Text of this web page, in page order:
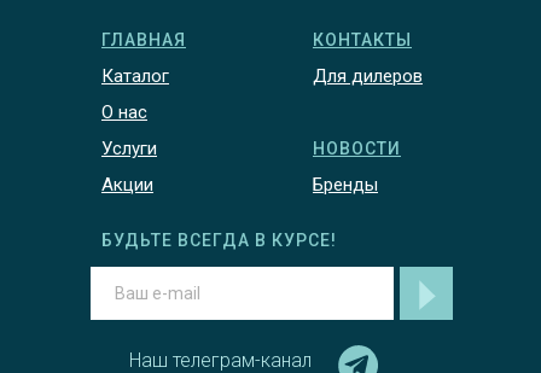
ГЛАВНАЯ
Каталог
О нас
Услуги
Акции
КОНТАКТЫ
Для дилеров
НОВОСТИ
Бренды
Наш телеграм-канал
БУДЬТЕ ВСЕГДА В КУРСЕ!